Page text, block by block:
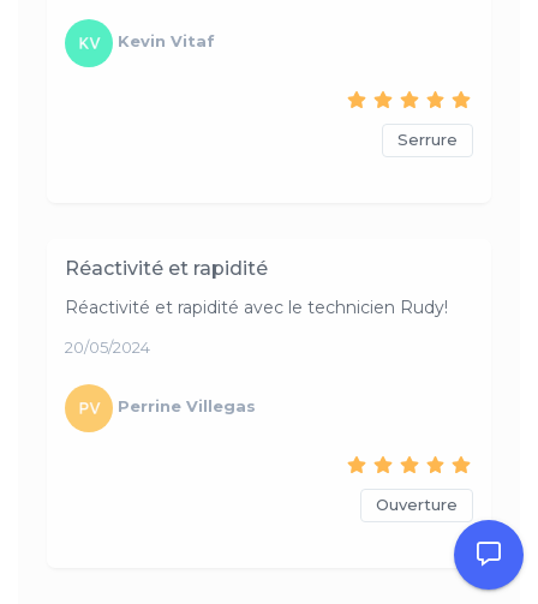
Kevin Vitaf
Serrure
Réactivité et rapidité
Réactivité et rapidité avec le technicien Rudy!
20/05/2024
Perrine Villegas
Ouverture